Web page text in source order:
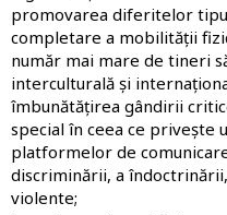
promovarea diferitelor
completare a mobilității
număr mai mare de tineri
interculturală și
îmbunătățirea gândirii
special în ceea ce privește
platformelor de
discriminării, a
violente;